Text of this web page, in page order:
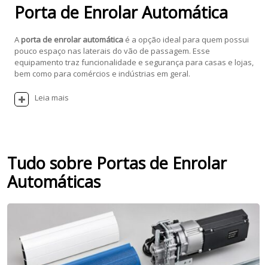
Porta de Enrolar Automática
A porta de enrolar automáticaé a opção ideal para quem possui
pouco espaço nas laterais do vão de passagem. Esse
equipamento traz funcionalidade e segurança para casas e lojas,
bem como para comércios e indústrias em geral.
Leia mais
Tudo sobre Portas de Enrolar
Automáticas